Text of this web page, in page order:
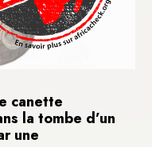
canette
la tombe d’un
une